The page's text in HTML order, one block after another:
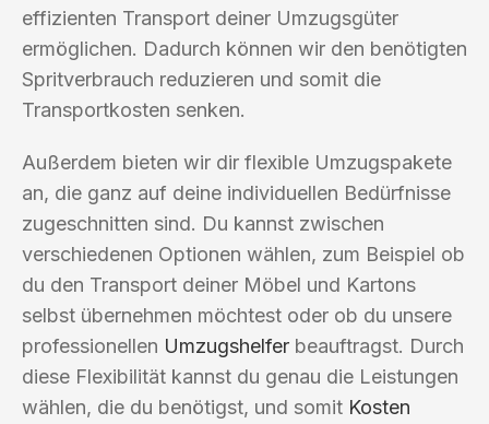
effizienten Transport deiner Umzugsgüter
ermöglichen. Dadurch können wir den benötigten
Spritverbrauch reduzieren und somit die
Transportkosten senken.
Außerdem bieten wir dir flexible Umzugspakete
an, die ganz auf deine individuellen Bedürfnisse
zugeschnitten sind. Du kannst zwischen
verschiedenen Optionen wählen, zum Beispiel ob
du den Transport deiner Möbel und Kartons
selbst übernehmen möchtest oder ob du unsere
professionellen Umzugshelfer beauftragst. Durch
diese Flexibilität kannst du genau die Leistungen
wählen, die du benötigst, und somit Kosten